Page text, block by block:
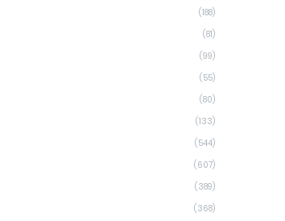
(188)
(81)
(99)
(55)
(80)
(133)
(544)
(607)
(389)
(368)